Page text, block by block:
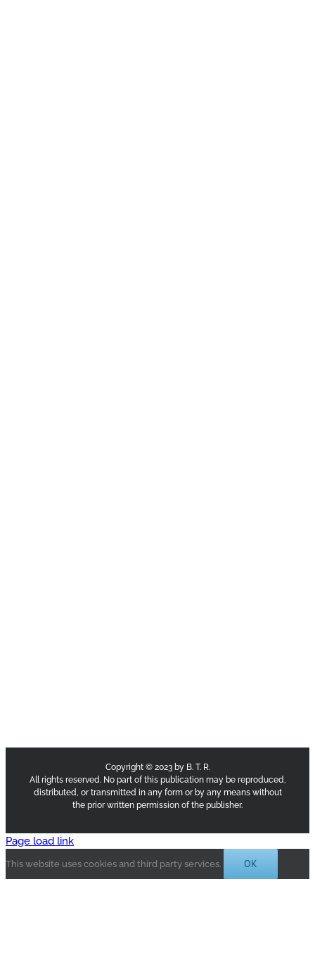
Copyright © 2023 by B. T. R.
All rights reserved. No part of this publication may be reproduced,
distributed, or transmitted in any form or by any means without
the prior written permission of the publisher.
Page load link
This website uses cookies and third party services. OK